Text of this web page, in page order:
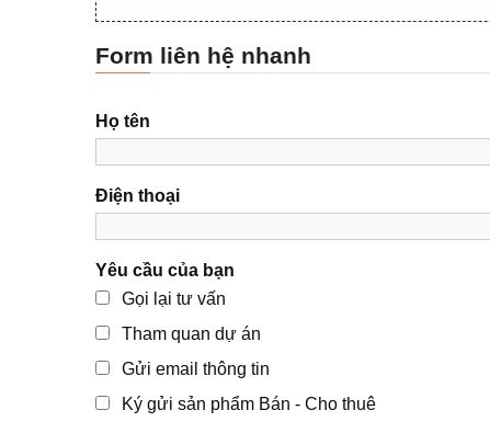
Form liên hệ nhanh
Họ tên
Điện thoại
Yêu cầu của bạn
Gọi lại tư vấn
Tham quan dự án
Gửi email thông tin
Ký gửi sản phẩm Bán - Cho thuê